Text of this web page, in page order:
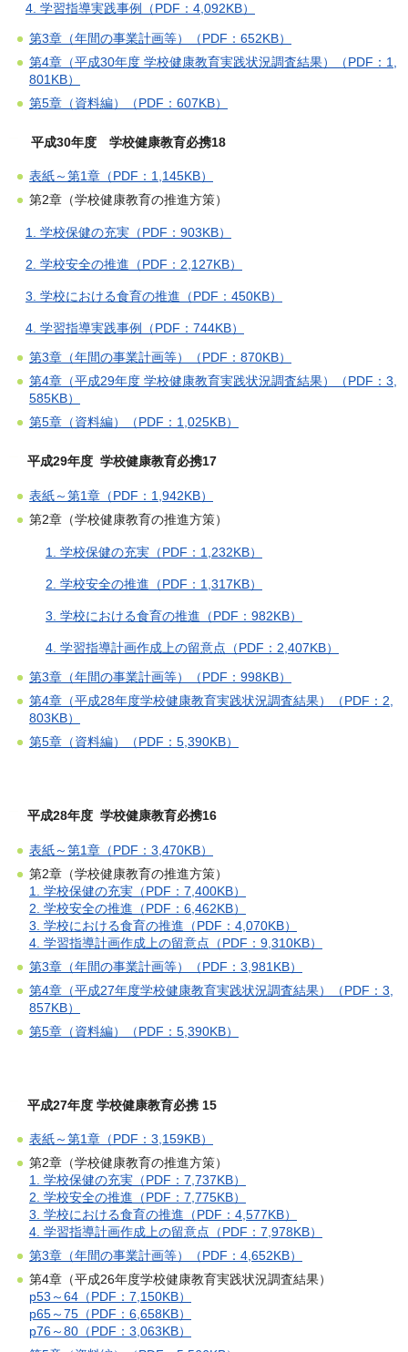
4. 学習指導実践事例（PDF：4,092KB）
第3章（年間の事業計画等）（PDF：652KB）
第4章（平成30年度 学校健康教育実践状況調査結果）（PDF：1,
801KB）
第5章（資料編）（PDF：607KB）
平成30年度 学校健康教育必携18
表紙～第1章（PDF：1,145KB）
第2章（学校健康教育の推進方策）
1. 学校保健の充実（PDF：903KB）
2. 学校安全の推進（PDF：2,127KB）
3. 学校における食育の推進（PDF：450KB）
4. 学習指導実践事例（PDF：744KB）
第3章（年間の事業計画等）（PDF：870KB）
第4章（平成29年度 学校健康教育実践状況調査結果）（PDF：3,
585KB）
第5章（資料編）（PDF：1,025KB）
平成29年度 学校健康教育必携17
表紙～第1章（PDF：1,942KB）
第2章（学校健康教育の推進方策）
1. 学校保健の充実（PDF：1,232KB）
2. 学校安全の推進（PDF：1,317KB）
3. 学校における食育の推進（PDF：982KB）
4. 学習指導計画作成上の留意点（PDF：2,407KB）
第3章（年間の事業計画等）（PDF：998KB）
第4章（平成28年度学校健康教育実践状況調査結果）（PDF：2,
803KB）
第5章（資料編）（PDF：5,390KB）
平成28年度 学校健康教育必携16
表紙～第1章（PDF：3,470KB）
第2章（学校健康教育の推進方策）
1. 学校保健の充実（PDF：7,400KB）
2. 学校安全の推進（PDF：6,462KB）
3. 学校における食育の推進（PDF：4,070KB）
4. 学習指導計画作成上の留意点（PDF：9,310KB）
第3章（年間の事業計画等）（PDF：3,981KB）
第4章（平成27年度学校健康教育実践状況調査結果）（PDF：3,
857KB）
第5章（資料編）（PDF：5,390KB）
平成27年度 学校健康教育必携 15
表紙～第1章（PDF：3,159KB）
第2章（学校健康教育の推進方策）
1. 学校保健の充実（PDF：7,737KB）
2. 学校安全の推進（PDF：7,775KB）
3. 学校における食育の推進（PDF：4,577KB）
4. 学習指導計画作成上の留意点（PDF：7,978KB）
第3章（年間の事業計画等）（PDF：4,652KB）
第4章（平成26年度学校健康教育実践状況調査結果）
p53～64（PDF：7,150KB）
p65～75（PDF：6,658KB）
p76～80（PDF：3,063KB）